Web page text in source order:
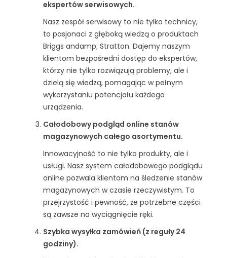
ekspertów serwisowych.
Nasz zespół serwisowy to nie tylko technicy,
to pasjonaci z głęboką wiedzą o produktach
Briggs andamp; Stratton. Dajemy naszym
klientom bezpośredni dostęp do ekspertów,
którzy nie tylko rozwiązują problemy, ale i
dzielą się wiedzą, pomagając w pełnym
wykorzystaniu potencjału każdego
urządzenia.
Całodobowy podgląd online stanów
magazynowych całego asortymentu.
Innowacyjność to nie tylko produkty, ale i
usługi. Nasz system całodobowego podglądu
online pozwala klientom na śledzenie stanów
magazynowych w czasie rzeczywistym. To
przejrzystość i pewność, że potrzebne części
są zawsze na wyciągnięcie ręki.
Szybka wysyłka zamówień (z reguły 24
godziny).